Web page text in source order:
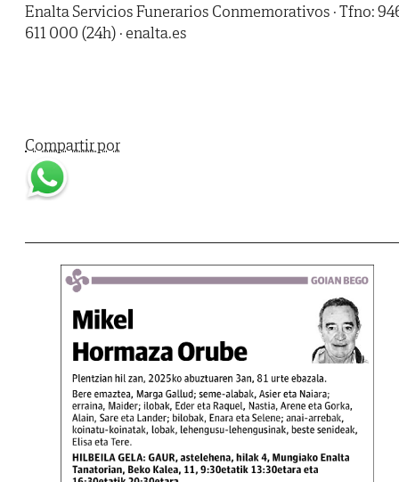
Enalta Servicios Funerarios Conmemorativos · Tfno:
611 000 (24h) · enalta.es
Compartir por